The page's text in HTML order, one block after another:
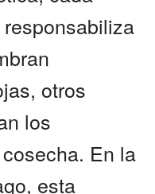
otros
los
En la
esta